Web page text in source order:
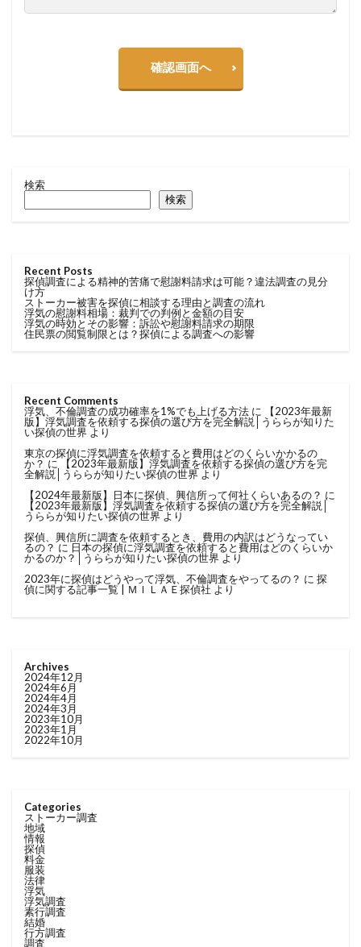
確認画面へ
検索
検索
Recent Posts
探偵調査による精神的苦痛で慰謝料請求は可能？違法調査の見分
け方
ストーカー被害を探偵に相談する理由と調査の流れ
浮気の慰謝料相場：裁判での判例と金額の目安
浮気の時効とその影響：訴訟や慰謝料請求の期限
住民票の閲覧制限とは？探偵による調査への影響
Recent Comments
浮気、不倫調査の成功確率を1%でも上げる方法 に
【2023年最新
版】浮気調査を依頼する探偵の選び方を完全解説│うららが知りた
い探偵の世界 より
東京の探偵に浮気調査を依頼すると費用はどのくらいかかるの
か？ に
【2023年最新版】浮気調査を依頼する探偵の選び方を完
全解説│うららが知りたい探偵の世界 より
【2024年最新版】日本に探偵、興信所って何社くらいあるの？ に
【2023年最新版】浮気調査を依頼する探偵の選び方を完全解説│
うららが知りたい探偵の世界 より
探偵、興信所に調査を依頼するとき、費用の内訳はどうなってい
るの？ に 日本の探偵に浮気調査を依頼すると費用はどのくらいか
かるのか？│うららが知りたい探偵の世界 より
2023年に探偵はどうやって浮気、不倫調査をやってるの？ に 探
偵に関する記事一覧 | ＭＩＬＡＥ探偵社 より
Archives
2024年12月
2024年6月
2024年4月
2024年3月
2023年10月
2023年1月
2022年10月
Categories
ストーカー調査
地域
情報
探偵
料金
服装
法律
浮気
浮気調査
素行調査
結婚
行方調査
調査